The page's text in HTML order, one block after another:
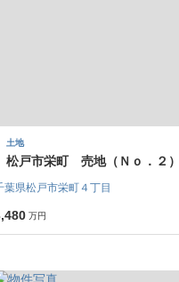
土地
松戸市栄町 売地（Ｎｏ．２）
葉県松戸市栄町４丁目
万円